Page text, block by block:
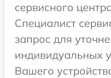
сервисного
Специалист
запрос для
индивидуальных
Вашего